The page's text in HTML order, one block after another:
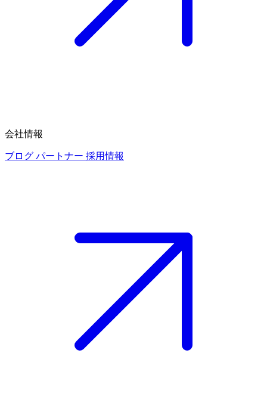
会社情報
ブログ パートナー 採用情報